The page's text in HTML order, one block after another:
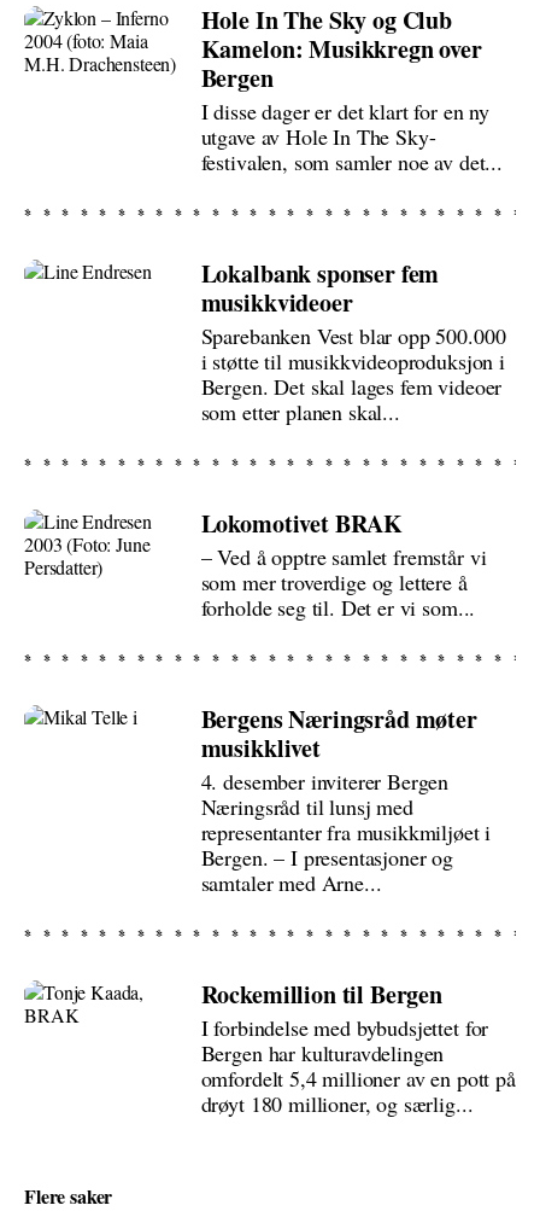
Hole In The Sky og Club
Kamelon: Musikkregn over
Bergen
I disse dager er det klart for en ny
utgave av Hole In The Sky-
festivalen, som samler noe av det...
Lokalbank sponser fem
musikkvideoer
Sparebanken Vest blar opp 500.000
i støtte til musikkvideoproduksjon i
Bergen. Det skal lages fem videoer
som etter planen skal...
Lokomotivet BRAK
– Ved å opptre samlet fremstår vi
som mer troverdige og lettere å
forholde seg til. Det er vi som...
Bergens Næringsråd møter
musikklivet
4. desember inviterer Bergen
Næringsråd til lunsj med
representanter fra musikkmiljøet i
Bergen. – I presentasjoner og
samtaler med Arne...
Rockemillion til Bergen
I forbindelse med bybudsjettet for
Bergen har kulturavdelingen
omfordelt 5,4 millioner av en pott på
drøyt 180 millioner, og særlig...
Flere saker